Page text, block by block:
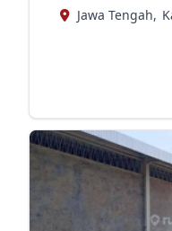
Jawa Tengah,